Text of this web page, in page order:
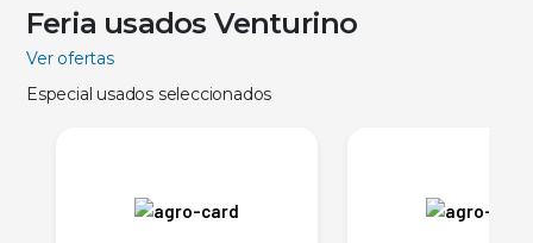
Feria usados Venturino
Ver ofertas
Especial usados seleccionados